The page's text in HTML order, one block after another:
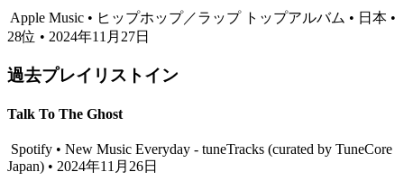
Apple Music • ヒップホップ／ラップ トップアルバム • 日本 •
28位 • 2024年11月27日
過去プレイリストイン
Talk To The Ghost
Spotify • New Music Everyday - tuneTracks (curated by TuneCore
Japan) • 2024年11月26日